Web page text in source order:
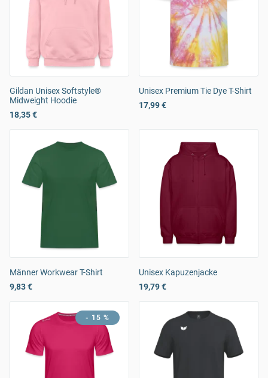
Gildan Unisex Softstyle®
Midweight Hoodie
18,35 €
Unisex Premium Tie Dye T-Shirt
17,99 €
Männer Workwear T-Shirt
9,83 €
Unisex Kapuzenjacke
19,79 €
- 15 %